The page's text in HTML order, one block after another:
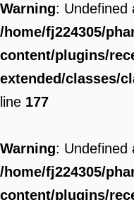
Warning: Undefined
/home/fj224305/
content/plugins/
extended/classes/
line 177
Warning: Undefined
/home/fj224305/
content/plugins/